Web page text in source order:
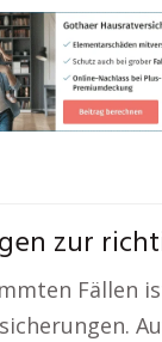
zur
Fällen